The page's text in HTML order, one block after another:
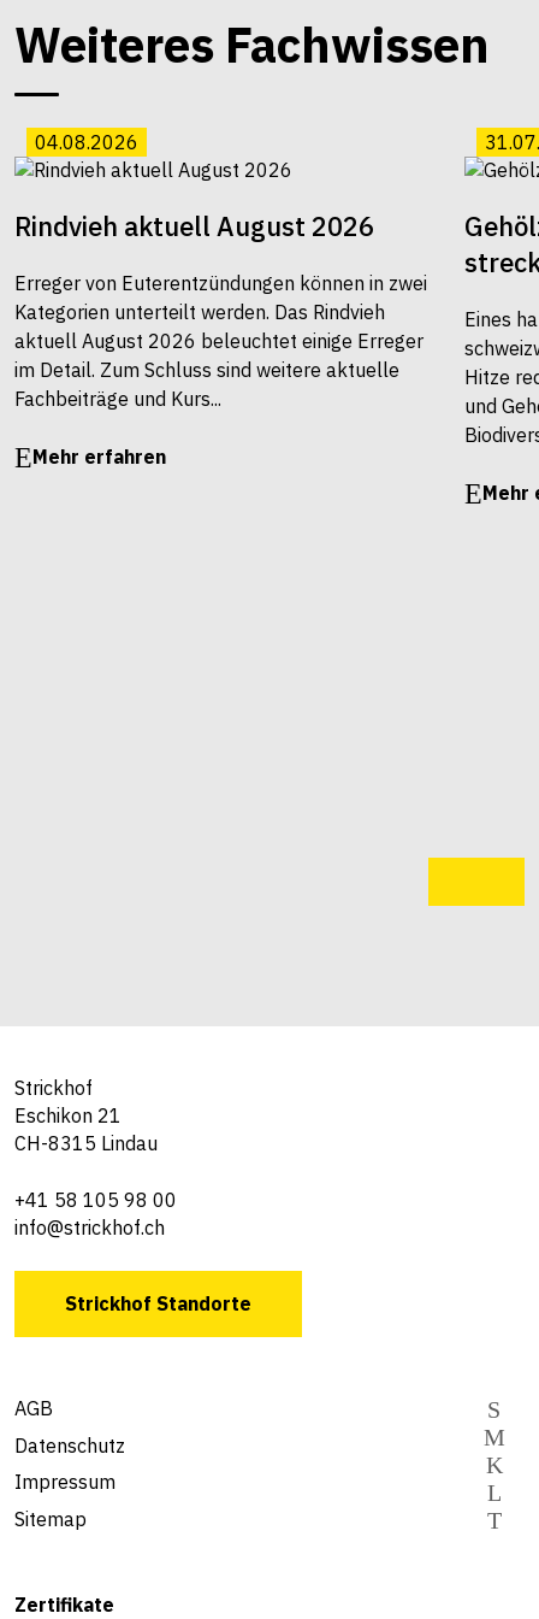
Weiteres Fachwissen
04.08.2026
Rindvieh aktuell August 2026
Erreger von Euterentzündungen können in zwei
Kategorien unterteilt werden. Das Rindvieh
aktuell August 2026 beleuchtet einige Erreger
im Detail. Zum Schluss sind weitere aktuelle
Fachbeiträge und Kurs...
Mehr erfahren
Eines
Hitze
und
Mehr
Strickhof
Eschikon 21
CH-8315 Lindau
+41 58 105 98 00
info@strickhof.ch
Strickhof Standorte
AGB
Datenschutz
Impressum
Sitemap
Zertifikate